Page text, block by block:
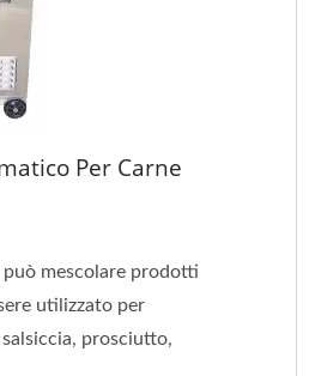
Per Carne
può mescolare prodotti
utilizzato per
prosciutto,